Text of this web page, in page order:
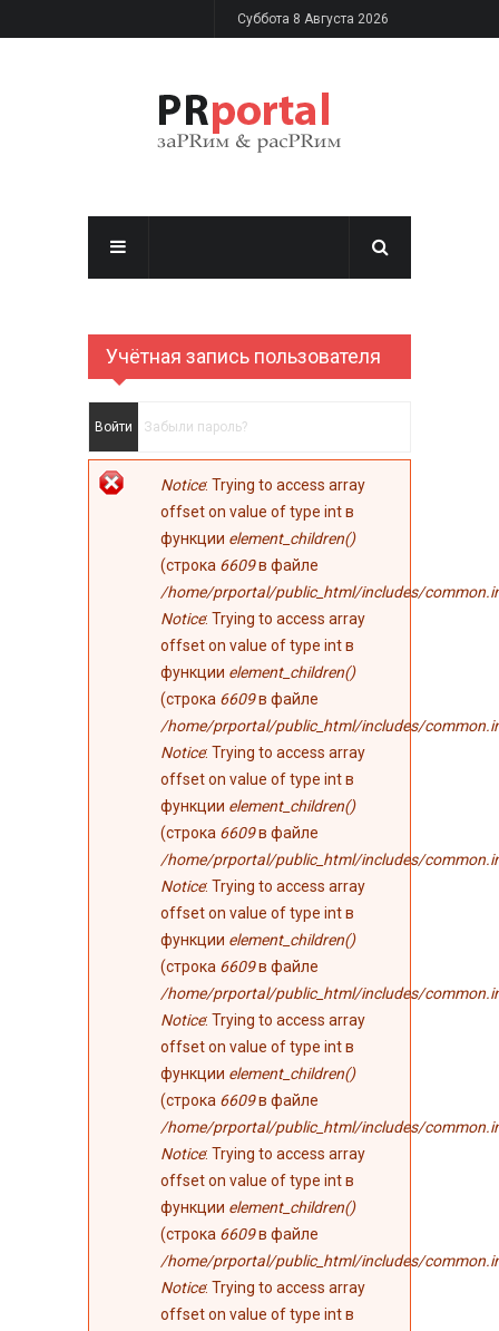
Перейти к основному содержаниюСуббота 8 Августа 2026
Учётная запись пользователя
Главные вкладки
Войти (активная вкладка)
Забыли пароль?
Сообщение об
ошибке
Notice: Trying to access array
offset on value of type int в
функции element_children()
(строка 6609в файле
/home/prportal/public_html/includes/
Notice: Trying to access array
offset on value of type int в
функции element_children()
(строка 6609в файле
/home/prportal/public_html/includes/
Notice: Trying to access array
offset on value of type int в
функции element_children()
(строка 6609в файле
/home/prportal/public_html/includes/
Notice: Trying to access array
offset on value of type int в
функции element_children()
(строка 6609в файле
/home/prportal/public_html/includes/
Notice: Trying to access array
offset on value of type int в
функции element_children()
(строка 6609в файле
/home/prportal/public_html/includes/
Notice: Trying to access array
offset on value of type int в
функции element_children()
(строка 6609в файле
/home/prportal/public_html/includes/
Notice: Trying to access array
offset on value of type int в